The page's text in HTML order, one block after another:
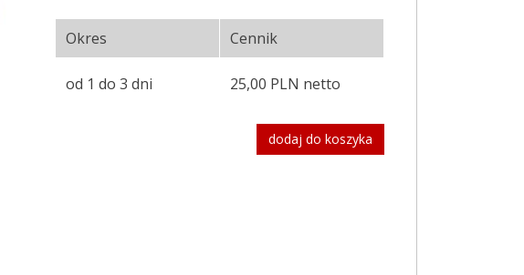
Okres Cennik
od 1 do 3 dni 25,00 PLN netto
dodaj do koszyka